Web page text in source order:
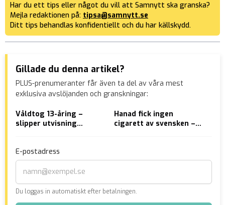
Har du ett tips eller något du vill att Samnytt ska granska?
Mejla redaktionen på: tipsa@samnytt.se
Ditt tips behandlas konfidentiellt och du har källskydd.
Gillade du denna artikel?
PLUS-prenumeranter får även ta del av våra mest
exklusiva avslöjanden och granskningar:
Våldtog 13-åring –
slipper utvisning
Hanad fick ingen
cigarett av svensken –
E-postadress
Du loggas in automatiskt efter betalningen.